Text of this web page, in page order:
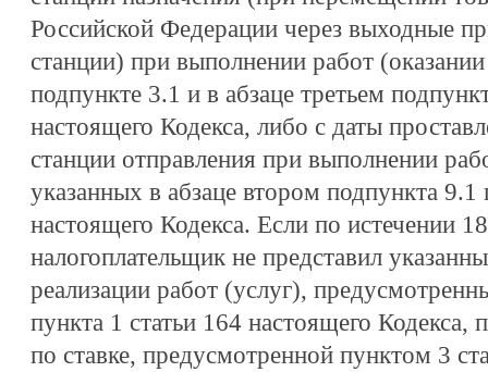
Российской Федерации через выходные
станции) при выполнении работ
подпункте 3.1 и в абзаце третьем
настоящего Кодекса, либо с даты
станции отправления при выполнении
указанных в абзаце втором подпункта 9.1
настоящего Кодекса. Если по истечении
налогоплательщик не представил
реализации работ (услуг),
пункта 1 статьи 164 настоящего Кодекса,
по ставке, предусмотренной пунктом 3